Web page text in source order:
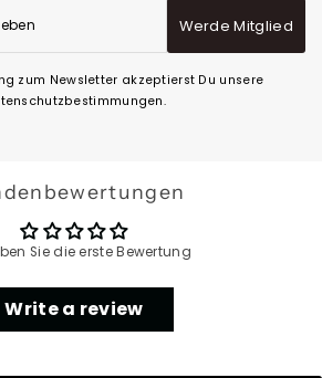
Werde Mitglied
zum Newsletter akzeptierst Du unsere
Sie die erste Bewertung
Write a review